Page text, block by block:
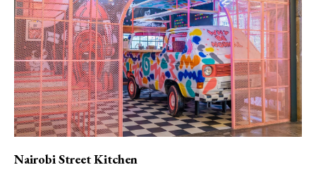
Turkuvaz Haberleşme ve Yayıncılık
A.Ş. tarafından
https://vogue.com.tr/internet sitesi
üzerinden sunulan ürün ve
pazarlama ve kutlama/ temenni
Nairobi Street Kitchen